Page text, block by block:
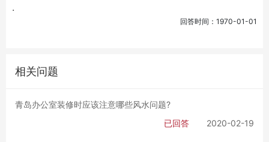
.
回答时间：1970-01-01
相关问题
青岛办公室装修时应该注意哪些风水问题?
已回答
2020-02-19